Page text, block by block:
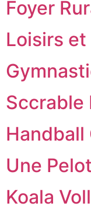
Foyer
Loisirs
Sccrable
Handball
Une
Koala